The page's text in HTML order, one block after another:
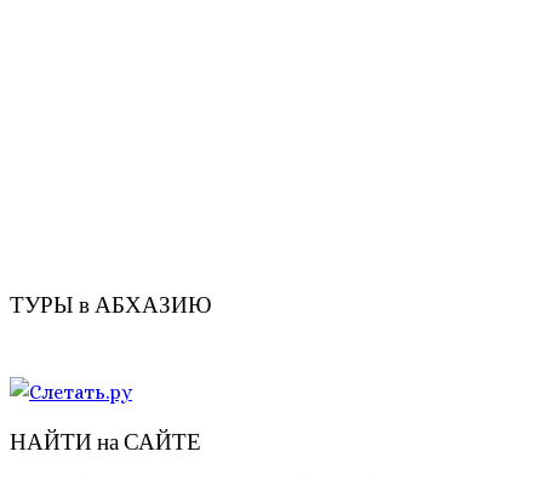
ТУРЫ в АБХАЗИЮ
НАЙТИ на САЙТЕ